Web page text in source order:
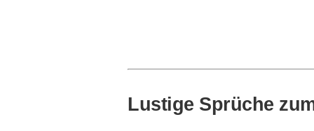
Lustige Sprüche